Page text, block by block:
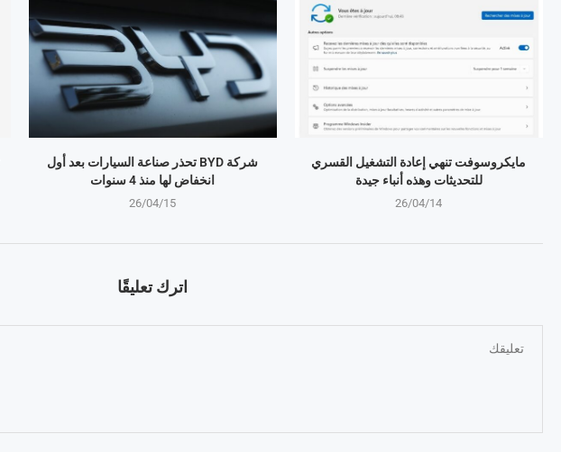
شركة BYD تحذر صناعة السيارات بعد أول
انخفاض لها منذ 4 سنوات
26/04/15
مايكروسوفت تنهي إعادة التشغيل القسري
للتحديثات وهذه أنباء جيدة
26/04/14
اترك تعليقًا